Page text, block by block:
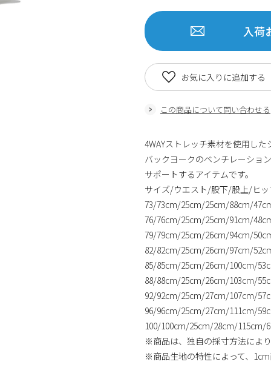
入荷
この商品について問い合わせる
お気に入りに追加する
4WAYストレッチ素材を使用し
バックヨークのベンチレーショ
サポートするアイテムです。
サイズ/ウエスト/股下/股上/ヒ
73/73cm/25cm/25cm/88cm/
76/76cm/25cm/25cm/91cm/
79/79cm/25cm/26cm/94cm/
82/82cm/25cm/26cm/97cm/
85/85cm/25cm/26cm/100cm/
88/88cm/25cm/26cm/103cm/
92/92cm/25cm/27cm/107cm/
96/96cm/25cm/27cm/111cm/
100/100cm/25cm/28cm/115cm/
※商品は、独自の採寸方法によ
※商品生地の特性によって、